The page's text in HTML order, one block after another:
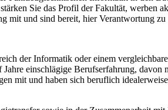
Sie das Profil der Fakultät,
mit und sind bereit, hier Verantwortung zu
der Informatik oder einem
einschlägige Berufserfahrung,
mit und haben sich beruflich